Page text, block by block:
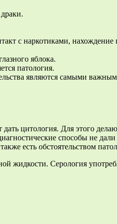
с наркотиками, нахождение
яблока.
патология.
являются самыми
цитология. Для этого
способы не
есть обстоятельством
жидкости. Серология